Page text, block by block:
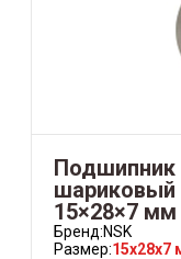
Подшипник
шариковый
15×28×7 мм
Бренд:NSK
Размер:15x28x7